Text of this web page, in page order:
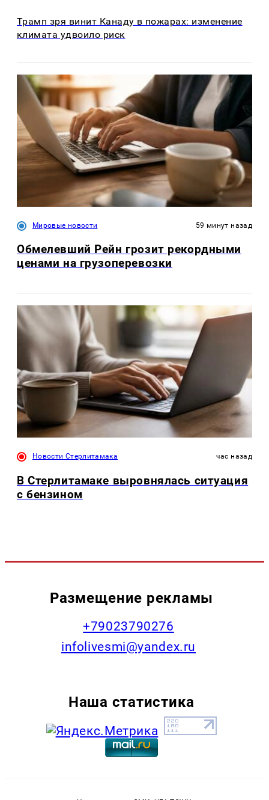
Трамп зря винит Канаду в пожарах: изменение
климата удвоило риск
Мировые новости 59 минут назад
Обмелевший Рейн грозит рекордными
ценами на грузоперевозки
Новости Стерлитамака час назад
В Стерлитамаке выровнялась ситуация
с бензином
Размещение рекламы
+79023790276
infolivesmi@yandex.ru
Наша статистика